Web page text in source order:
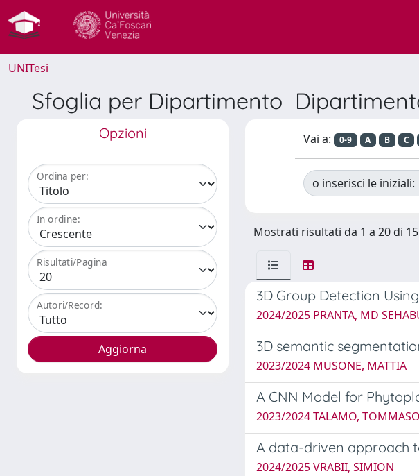
UNITesi
Sfoglia per Dipartimento
Opzioni
Ordina per:
In ordine:
Risultati/Pagina
Autori/Record:
Vai a: 0-9 A B C
o inserisci le iniziali:
Mostrati risultati da 1 a 20 di
3D Group Detection
2024/2025 PRANTA, MD
3D semantic
2023/2024 MUSONE, MATTIA
A CNN Model for
2023/2024 TALAMO, TOMMASO
A data-driven approach
2024/2025 VRABII, SIMION